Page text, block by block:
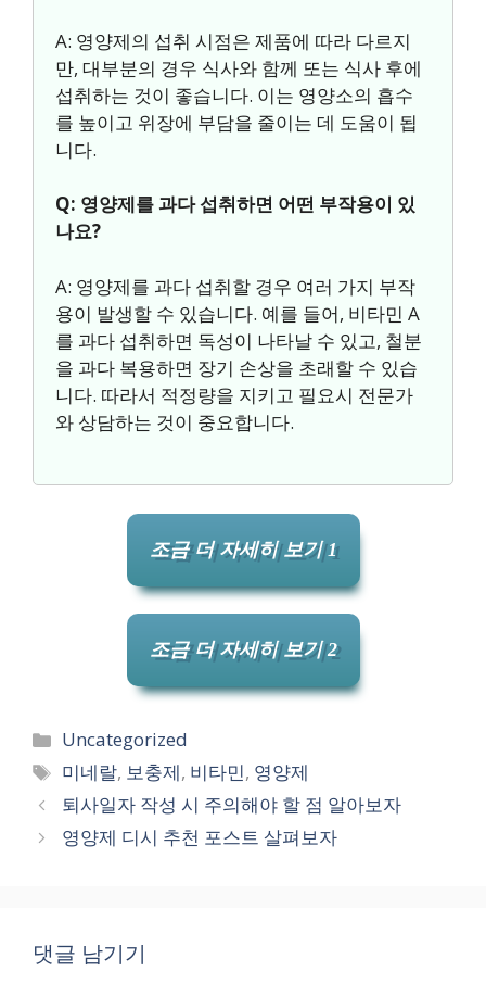
A: 영양제의 섭취 시점은 제품에 따라 다르지
만, 대부분의 경우 식사와 함께 또는 식사 후에
섭취하는 것이 좋습니다. 이는 영양소의 흡수
를 높이고 위장에 부담을 줄이는 데 도움이 됩
니다.
Q: 영양제를 과다 섭취하면 어떤 부작용이 있
나요?
A: 영양제를 과다 섭취할 경우 여러 가지 부작
용이 발생할 수 있습니다. 예를 들어, 비타민 A
를 과다 섭취하면 독성이 나타날 수 있고, 철분
을 과다 복용하면 장기 손상을 초래할 수 있습
니다. 따라서 적정량을 지키고 필요시 전문가
와 상담하는 것이 중요합니다.
조금 더 자세히 보기 1
조금 더 자세히 보기 2
카
테
고
리
Uncategorized
태
그
미네랄, 보충제, 비타민, 영양제
퇴사일자 작성 시 주의해야 할 점 알아보자
영양제 디시 추천 포스트 살펴보자
댓글 남기기